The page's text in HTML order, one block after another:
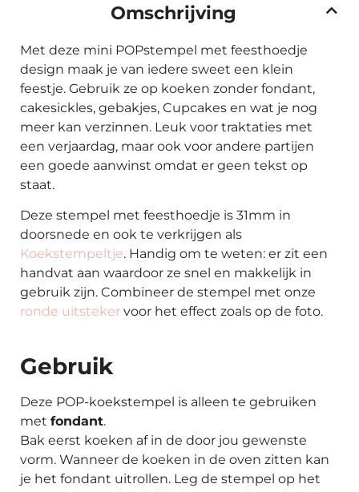
Omschrijving
Met deze mini POPstempel met feesthoedje
design maak je van iedere sweet een klein
feestje. Gebruik ze op koeken zonder fondant,
cakesickles, gebakjes, Cupcakes en wat je nog
meer kan verzinnen. Leuk voor traktaties met
een verjaardag, maar ook voor andere partijen
een goede aanwinst omdat er geen tekst op
staat.
Deze stempel met feesthoedje is 31mm in
doorsnede en ook te verkrijgen als
Koekstempeltje. Handig om te weten: er zit een
handvat aan waardoor ze snel en makkelijk in
gebruik zijn. Combineer de stempel met onze
ronde uitsteker voor het effect zoals op de foto.
Gebruik
Deze POP-koekstempel is alleen te gebruiken
met fondant.
Bak eerst koeken af in de door jou gewenste
vorm. Wanneer de koeken in de oven zitten kan
je het fondant uitrollen. Leg de stempel op het